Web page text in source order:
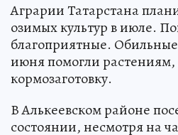
Аграрии Татарстана
озимых культур в июле.
благоприятные.
июня помогли растениям,
кормозаготовку.
В Алькеевском районе
состоянии, несмотря на